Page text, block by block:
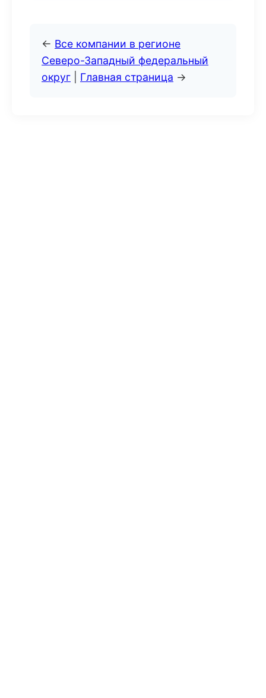
← Все компании в регионе
Северо-Западный федеральный
округ
Главная страница →